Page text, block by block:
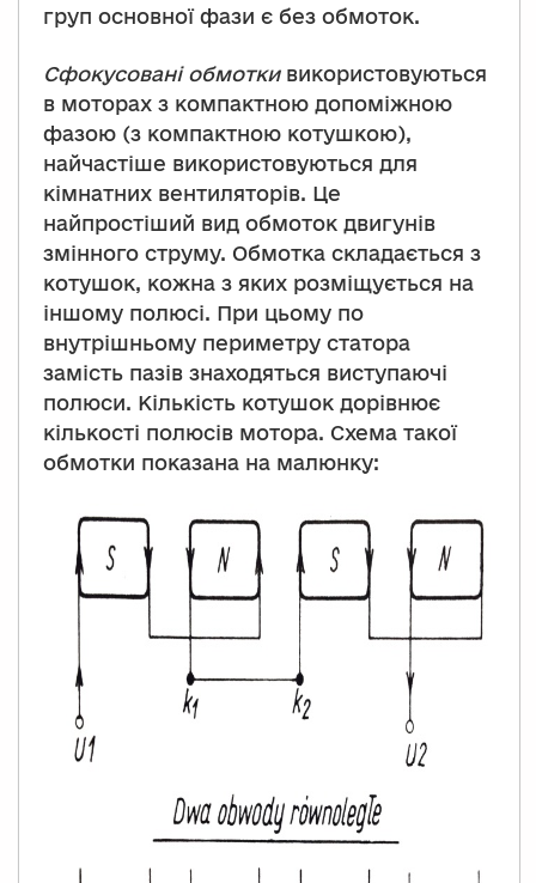
груп основної фази є без обмоток.
Сфокусовані обмоткивикористовуються
в моторах з компактною допоміжною
фазою (з компактною котушкою),
найчастіше використовуються для
кімнатних вентиляторів. Це
найпростіший вид обмоток двигунів
змінного струму. Обмотка складається з
котушок, кожна з яких розміщується на
іншому полюсі. При цьому по
внутрішньому периметру статора
замість пазів знаходяться виступаючі
полюси. Кількість котушок дорівнює
кількості полюсів мотора. Схема такої
обмотки показана на малюнку: